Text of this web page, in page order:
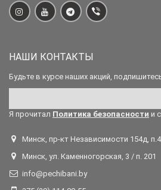
НАШИ КОНТАКТЫ
Будьте в курсе наших акций,
Я прочитал Политика безопасности и
Минск, пр-кт Независимости 154д,
Минск, ул. Каменногорская, 3 / п. 201
info@pechibani.by